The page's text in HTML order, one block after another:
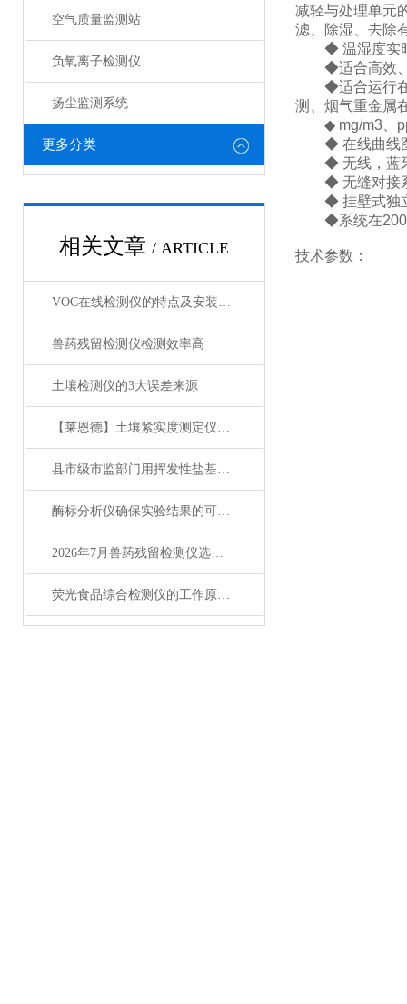
空气质量监测站
负氧离子检测仪
扬尘监测系统
更多分类
相关文章 / ARTICLE
VOC在线检测仪的特点及安装方案
兽药残留检测仪检测效率高
土壤检测仪的3大误差来源
【莱恩德】土壤紧实度测定仪有什么用
县市级市监部门用挥发性盐基氮检测仪怎么选？2026实测反馈
酶标分析仪确保实验结果的可靠性
2026年7月兽药残留检测仪选购指南：品牌性价比对比测评
荧光食品综合检测仪的工作原理与功能特点分析
减轻与处理单元
滤、除湿、去除
◆ 温湿度实
◆适合高效、
◆适合运行在高
测、烟气重金属
◆ mg/m3、
◆ 在线曲线图
◆ 无线，蓝牙
◆ 无缝对接系
◆ 挂壁式独立
◆系统在200℃
技术参数：